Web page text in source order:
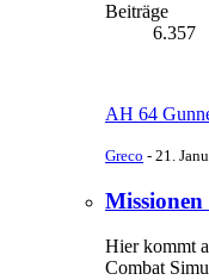
Beiträge
6.357
AH 64
Greco - 21.
Hier kommt
Combat